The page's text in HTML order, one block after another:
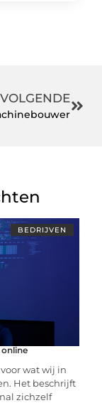
VOLGENDE
BEDRIJVEN
wat wij in
Het beschrijft
zichzelf